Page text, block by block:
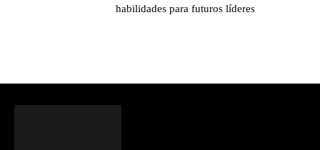
habilidades para futuros líderes